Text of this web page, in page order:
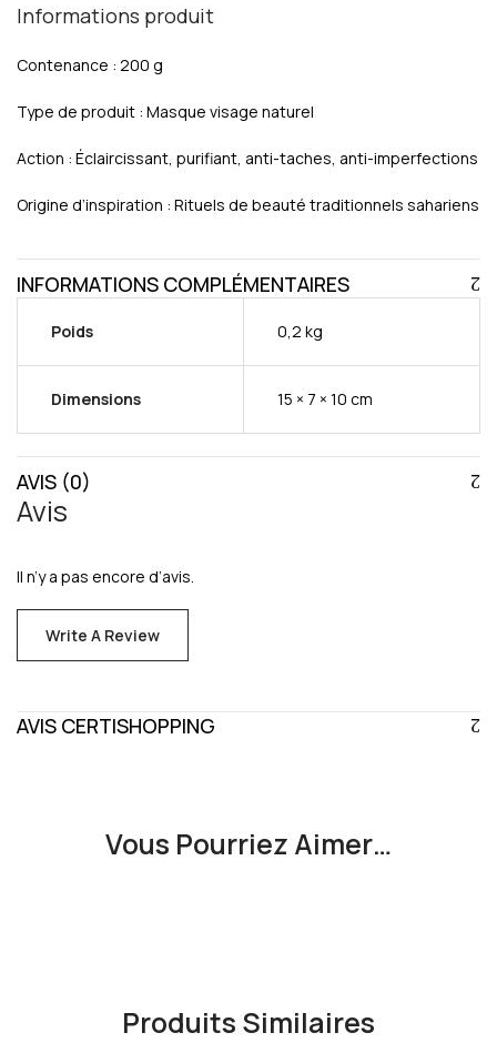
Informations produit
Contenance : 200 g
Type de produit : Masque visage naturel
Action : Éclaircissant, purifiant, anti-taches, anti-imperfections
Origine d’inspiration : Rituels de beauté traditionnels sahariens
INFORMATIONS COMPLÉMENTAIRES
Poids 0,2 kg
Dimensions 15 × 7 × 10 cm
AVIS (0)
Avis
Il n’y a pas encore d’avis.
Write A Review
AVIS CERTISHOPPING
Vous Pourriez Aimer…
Produits Similaires